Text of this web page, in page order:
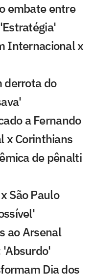
embate entre
Internacional x
derrota do
a Fernando
x Corinthians
de pênalti
São Paulo
ao Arsenal
'Absurdo'
Dia dos